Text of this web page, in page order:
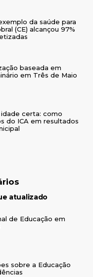
da saúde para
(CE) alcançou 97%
baseada em
em Três de Maio
certa: como
do ICA em resultados
atualizado
de Educação em
sobre a Educação